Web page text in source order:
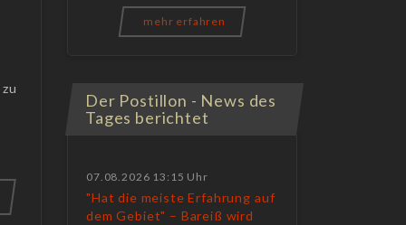
mehr erfahren
Der Postillon - News des
Tages berichtet
07.08.2026 13:15 Uhr
"Hat die meiste Erfahrung auf
dem Gebiet" – Bareiß wird